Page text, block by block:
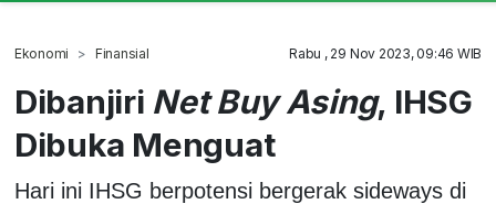
Ekonomi Finansial Rabu , 29 Nov 2023, 09:46 WIB
Dibanjiri Net Buy Asing, IHSG
Dibuka Menguat
Hari ini IHSG berpotensi bergerak sideways di